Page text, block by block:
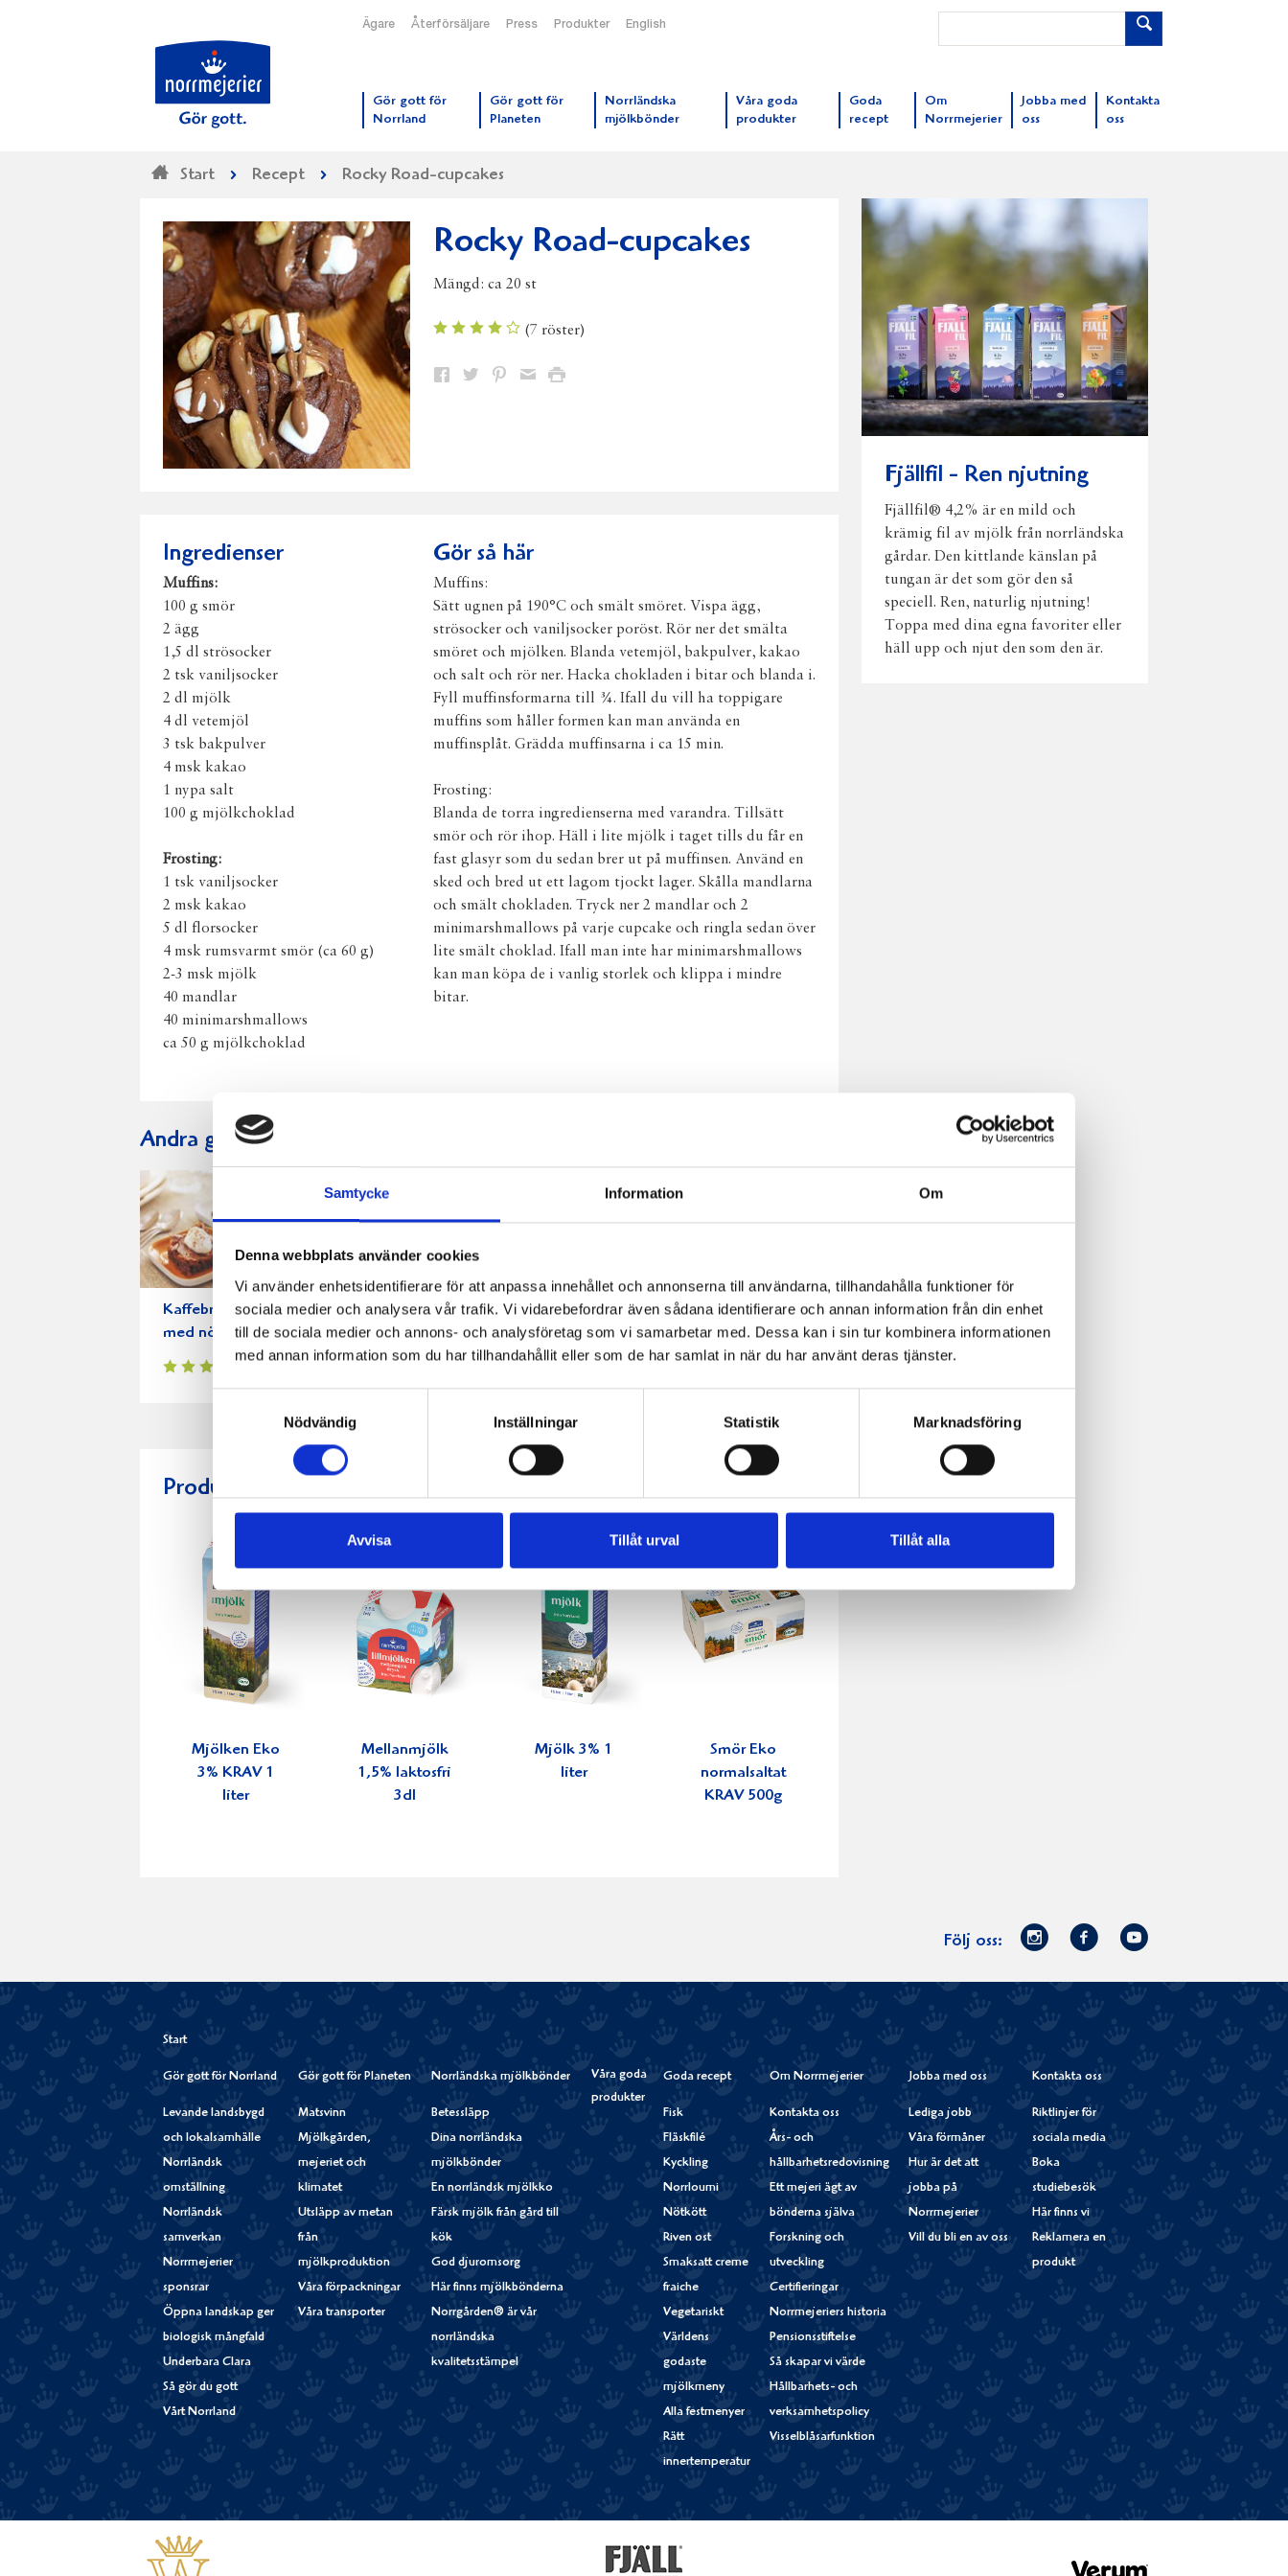
Samtycke Information Om
Denna webbplats använder cookies
Vi använder enhetsidentifierare för att anpassa innehållet och annonserna till användarna, tillhandahålla funktioner för
sociala medier och analysera vår trafik. Vi vidarebefordrar även sådana identifierare och annan information från din enhet
till de sociala medier och annons- och analysföretag som vi samarbetar med. Dessa kan i sin tur kombinera informationen
med annan information som du har tillhandahållit eller som de har samlat in när du har använt deras tjänster.
Nödvändig
Inställningar Statistik Marknadsföring
Avvisa Tillåt urval Tillåt alla
Ägare Återförsäljare Press Produkter English
Gör gott för
Norrland
Gör gott för
Planeten
Norrländska
mjölkbönder
Våra goda
produkter
Goda
recept
Om
Norrmejerier
Jobba med
oss
Kontakta
oss
Start Recept Rocky Road-cupcakes
Rocky Road-cupcakes
Mängd:ca 20 st
(7 röster)
Dela Dela Dela DelaSkriv
Ingredienser
Muffins:
100 g smör
2 ägg
1,5 dl strösocker
2 tsk vaniljsocker
2 dl mjölk
4 dl vetemjöl
3 tsk bakpulver
4 msk kakao
1 nypa salt
100 g mjölkchoklad
Frosting:
1 tsk vaniljsocker
2 msk kakao
5 dl florsocker
4 msk rumsvarmt smör (ca 60 g)
2-3 msk mjölk
40 mandlar
40 minimarshmallows
ca 50 g mjölkchoklad
Gör så här
Muffins:
Sätt ugnen på 190°C och smält smöret. Vispa ägg,
strösocker och vaniljsocker poröst. Rör ner det smälta
smöret och mjölken. Blanda vetemjöl, bakpulver, kakao
och salt och rör ner. Hacka chokladen i bitar och blanda i.
Fyll muffinsformarna till ¾. Ifall du vill ha toppigare
muffins som håller formen kan man använda en
muffinsplåt. Grädda muffinsarna i ca 15 min.
Frosting:
Blanda de torra ingredienserna med varandra. Tillsätt
smör och rör ihop. Häll i lite mjölk i taget tills du får en
fast glasyr som du sedan brer ut på muffinsen. Använd en
sked och bred ut ett lagom tjockt lager. Skålla mandlarna
och smält chokladen. Tryck ner 2 mandlar och 2
minimarshmallows på varje cupcake och ringla sedan över
lite smält choklad. Ifall man inte har minimarshmallows
kan man köpa de i vanlig storlek och klippa i mindre
bitar.
Andra gillade även:
Kaffebrownies
med nötter
Chocolate chip
cookies
Amerikanska
Brownies
Gräddfilstoppad
cheesecake
Produkter i receptet:
Mjölken Eko
3% KRAV 1
liter
Mellanmjölk
1,5% laktosfri
3dl
Mjölk 3% 1
liter
Smör Eko
normalsaltat
KRAV 500g
Fjällfil - Ren njutning
Fjällfil® 4,2% är en mild och
krämig fil av mjölk från norrländska
gårdar. Den kittlande känslan på
tungan är det som gör den så
speciell. Ren, naturlig njutning!
Toppa med dina egna favoriter eller
häll upp och njut den som den är.
Följ oss:
Norrmejerier
Instagram
Facebook
Youtube
Start
Gör gott för Norrland
Levande landsbygd
och lokalsamhälle
Norrländsk
omställning
Norrländsk
samverkan
Norrmejerier
sponsrar
Öppna landskap ger
biologisk mångfald
Underbara Clara
Så gör du gott
Vårt Norrland
Gör gott för Planeten
Matsvinn
Mjölkgården,
mejeriet och
klimatet
Utsläpp av metan
från
mjölkproduktion
Våra förpackningar
Våra transporter
Norrländska mjölkbönder
Betessläpp
Dina norrländska
mjölkbönder
En norrländsk mjölkko
Färsk mjölk från gård till
kök
God djuromsorg
Här finns mjölkbönderna
Norrgården® är vår
norrländska
kvalitetsstämpel
Våra goda
produkter
Goda recept
Fisk
Fläskfilé
Kyckling
Norrloumi
Nötkött
Riven ost
Smaksatt creme
fraiche
Vegetariskt
Världens
godaste
mjölkmeny
Alla festmenyer
Rätt
innertemperatur
Om Norrmejerier
Kontakta oss
Års- och
hållbarhetsredovisning
Ett mejeri ägt av
bönderna själva
Forskning och
utveckling
Certifieringar
Norrmejeriers historia
Pensionsstiftelse
Så skapar vi värde
Hållbarhets- och
verksamhetspolicy
Visselblåsarfunktion
Jobba med oss
Lediga jobb
Våra förmåner
Hur är det att
jobba på
Norrmejerier
Vill du bli en av oss
Kontakta oss
Riktlinjer för
sociala media
Boka
studiebesök
Här finns vi
Reklamera en
produkt
Fjällfil